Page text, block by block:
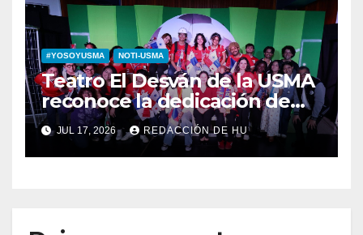
#YOSOYUSMA NOTI-USMA
Teatro El Desván de la USMA
reconoce la dedicación de
sus estudiantes en su 43
aniversario
JUL 17, 2026 REDACCIÓN DE HU